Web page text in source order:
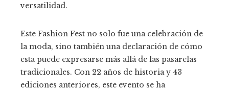
versatilidad.
Este Fashion Fest no solo fue una celebración de
la moda, sino también una declaración de cómo
esta puede expresarse más allá de las pasarelas
tradicionales. Con 22 años de historia y 43
ediciones anteriores, este evento se ha